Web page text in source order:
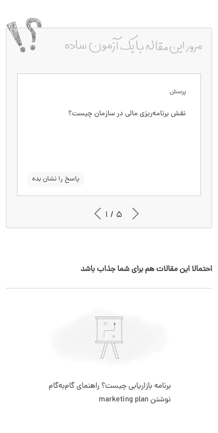
پرسش
نقش برنامه‌ریزی مالی در سازمان چیست؟
پاسخ را نشان بده
برآورد آینده مالی، بودجه‌بندی، پیش‌بینی درآمد و
1 / 5
احتمالا این مقالات هم برای شما جذاب باشد
برنامه بازاریابی چیست؟ راهنمای گام‌به‌گام
نوشتن marketing plan